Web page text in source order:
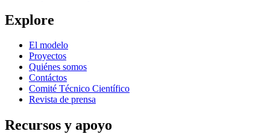
Explore
El modelo
Proyectos
Quiénes somos
Contáctos
Comité Técnico Científico
Revista de prensa
Recursos y apoyo